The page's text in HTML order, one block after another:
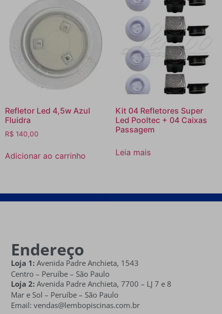
Refletor Led 4,5w Azul
Fluidra
R$ 140,00
Adicionar ao carrinho
Kit 04 Refletores Super
Led Pooltec + 04 Caixas
Passagem
Leia mais
Endereço
Loja 1: Avenida Padre Anchieta, 1543
Centro – Peruíbe – São Paulo
Loja 2: Avenida Padre Anchieta,7700 – LJ 7 e 8
Mar e Sol – Peruíbe – São Paulo
Email: vendas@lembopiscinas.com.br